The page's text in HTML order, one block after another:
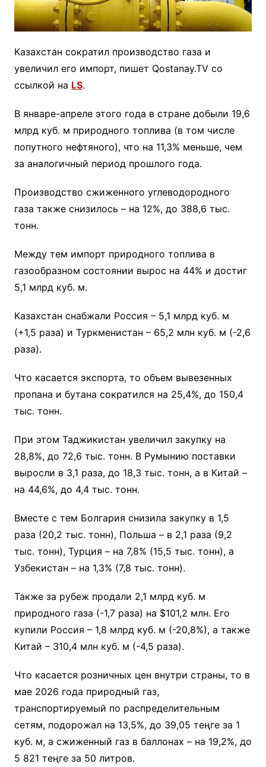
Казахстан сократил производство газа и
увеличил его импорт, пишет Qostanay.TV со
ссылкой на LS.
В январе-апреле этого года в стране добыли 19,6
млрд куб. м природного топлива (в том числе
попутного нефтяного), что на 11,3% меньше, чем
за аналогичный период прошлого года.
Производство сжиженного углеводородного
газа также снизилось – на 12%, до 388,6 тыс.
тонн.
Между тем импорт природного топлива в
газообразном состоянии вырос на 44% и достиг
5,1 млрд куб. м.
Казахстан снабжали Россия – 5,1 млрд куб. м
(+1,5 раза) и Туркменистан – 65,2 млн куб. м (-2,6
раза).
Что касается экспорта, то объем вывезенных
пропана и бутана сократился на 25,4%, до 150,4
тыс. тонн.
При этом Таджикистан увеличил закупку на
28,8%, до 72,6 тыс. тонн. В Румынию поставки
выросли в 3,1 раза, до 18,3 тыс. тонн, а в Китай –
на 44,6%, до 4,4 тыс. тонн.
Вместе с тем Болгария снизила закупку в 1,5
раза (20,2 тыс. тонн), Польша – в 2,1 раза (9,2
тыс. тонн), Турция – на 7,8% (15,5 тыс. тонн), а
Узбекистан – на 1,3% (7,8 тыс. тонн).
Также за рубеж продали 2,1 млрд куб. м
природного газа (-1,7 раза) на $101,2 млн. Его
купили Россия – 1,8 млрд куб. м (-20,8%), а также
Китай – 310,4 млн куб. м (-4,5 раза).
Что касается розничных цен внутри страны, то в
мае 2026 года природный газ,
транспортируемый по распределительным
сетям, подорожал на 13,5%, до 39,05 теңге за 1
куб. м, а сжиженный газ в баллонах – на 19,2%, до
5 821 теңге за 50 литров.